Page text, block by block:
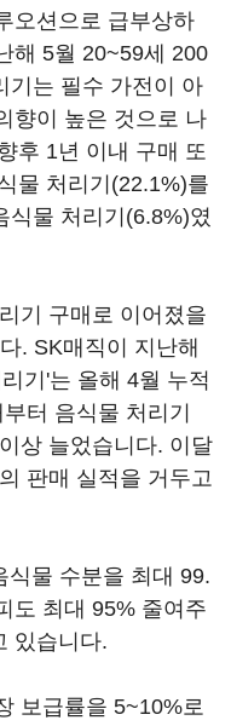
오션으로 급부상하
해 5월 20~59세 200
기는 필수 가전이 아
향이 높은 것으로 나
후 1년 이내 구매 또
물 처리기(22.1%)를
식물 처리기(6.8%)였
기 구매로 이어졌을
. SK매직이 지난해
기'는 올해 4월 누적
터 음식물 처리기
상 늘었습니다. 이달
판매 실적을 거두고
식물 수분을 최대 99.
도 최대 95% 줄여주
있습니다.
보급률을 5~10%로